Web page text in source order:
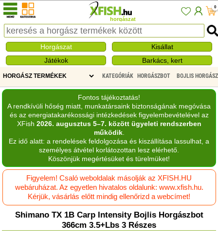
horgászat
0
Horgászat
Kisállat
Játékok
Barkács, kert
KATEGÓRIÁK HORGÁSZBOT BOJLIS
Fontos tájékoztatás!
A rendkívüli hőség miatt, munkatársaink biztonságának megóvása
és az energiatakarékossági intézkedések figyelembevételével az
XFish 2026. augusztus 5–7. között ügyeleti rendszerben
működik.
Ez idő alatt: a rendelések feldolgozása és kiszállítása lassulhat, a
személyes átvétel korlátozottan lesz elérhető.
Köszönjük megértésüket és türelmüket!
Figyelem! Csaló weboldalak másolják az XFISH.HU
webáruházat. Az egyetlen hivatalos oldalunk: www.xfish.hu.
Kérjük, vásárlás előtt mindig ellenőrizd a webcímet!
Shimano TX 1B Carp Intensity Bojlis Horgászbot
366cm 3.5+Lbs 3 Részes